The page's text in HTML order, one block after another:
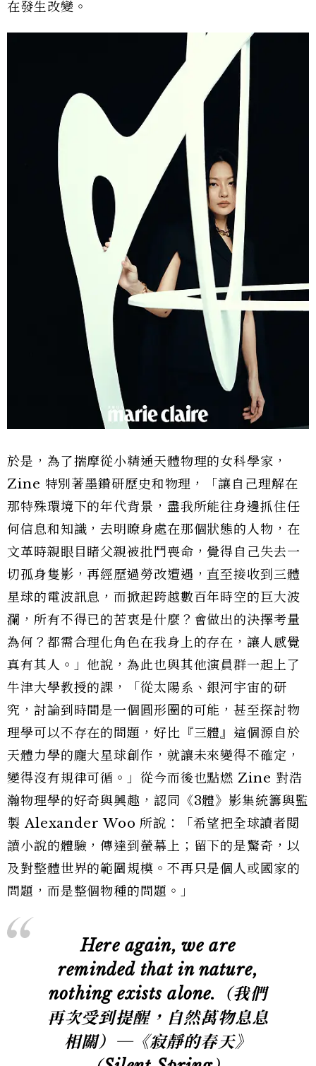
在發生改變。
於是，為了揣摩從小精通天體物理的女科學家，
Zine 特別著墨鑽研歷史和物理，「讓自己理解在
那特殊環境下的年代背景，盡我所能往身邊抓住任
何信息和知識，去明瞭身處在那個狀態的人物，在
文革時親眼目睹父親被批鬥喪命，覺得自己失去一
切孤身隻影，再經歷過勞改遭遇，直至接收到三體
星球的電波訊息，而掀起跨越數百年時空的巨大波
瀾，所有不得已的苦衷是什麼？會做出的決擇考量
為何？都需合理化角色在我身上的存在，讓人感覺
真有其人。」他說，為此也與其他演員群一起上了
牛津大學教授的課，「從太陽系、銀河宇宙的研
究，討論到時間是一個圓形圈的可能，甚至探討物
理學可以不存在的問題，好比『三體』這個源自於
天體力學的龐大星球創作，就讓未來變得不確定，
變得沒有規律可循。」從今而後也點燃 Zine 對浩
瀚物理學的好奇與興趣，認同《3體》影集統籌與監
製 Alexander Woo 所說：「希望把全球讀者閱
讀小說的體驗，傳達到螢幕上；留下的是驚奇，以
及對整體世界的範圍規模。不再只是個人或國家的
問題，而是整個物種的問題。」
Here again, we are
reminded that in nature,
nothing exists alone.
（我們
再次受到提醒，自然萬物息息
相關）─《寂靜的春天》